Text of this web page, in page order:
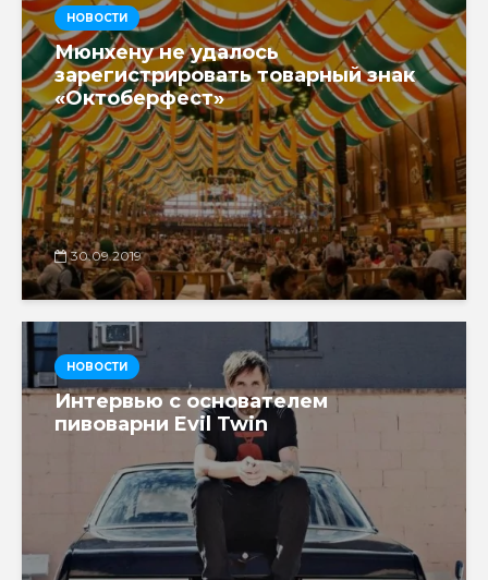
НОВОСТИ
Мюнхену не удалось
зарегистрировать товарный знак
«Октоберфест»
30.09.2019
НОВОСТИ
Интервью с основателем
пивоварни Evil Twin